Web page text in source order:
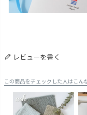
レビューを書く
この商品をチェックした人はこん